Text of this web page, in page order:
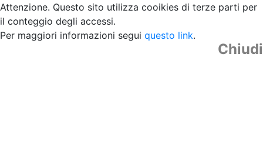
Attenzione. Questo sito utilizza cooikies di terze parti per
il conteggio degli accessi.
Per maggiori informazioni segui questo link.
Chiudi